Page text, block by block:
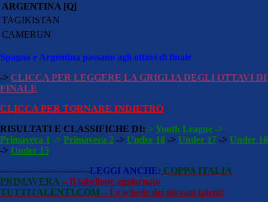
ARGENTINA [Q]
TAGIKISTAN
CAMERUN
Spagna e Argentina passano agli ottavi di finale
-> CLICCA PER LEGGERE LA GRIGLIA DEGLI OTTAVI DI
FINALE
CLICCA PER TORNARE INDIETRO
RISULTATI E CLASSIFICHE DI:->Youth League ->
Primavera 1 -> Primavera 2 -> Under 18 -> Under 17 -> Under 16
-> Under 15
------------------------------LEGGI ANCHE: COPPA ITALIA
PRIMAVERA – Il tabellone aggiornato
TUTTITALENTI.COM – Le schede dei giovani talenti